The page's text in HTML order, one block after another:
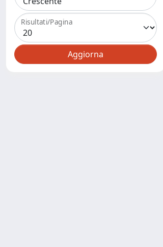
Risultati/Pagina